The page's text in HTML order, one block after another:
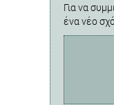
Για να
ένα νέο